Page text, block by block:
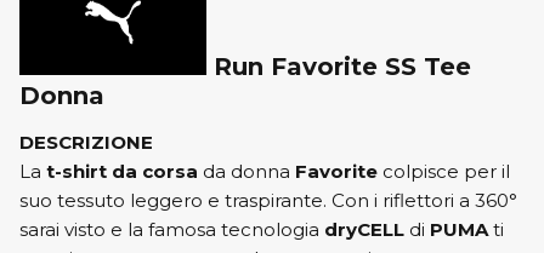
Run Favorite SS Tee
Donna
DESCRIZIONE
La t-shirt da corsa da donna Favorite colpisce per il
suo tessuto leggero e traspirante. Con i riflettori a 360°
sarai visto e la famosa tecnologia dryCELL di PUMAti